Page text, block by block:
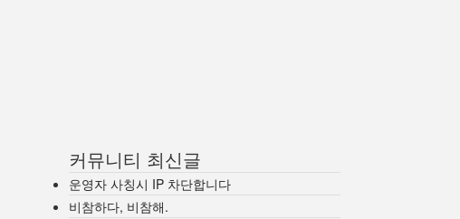
커뮤니티 최신글
운영자 사칭시 IP 차단합니다
비참하다, 비참해.